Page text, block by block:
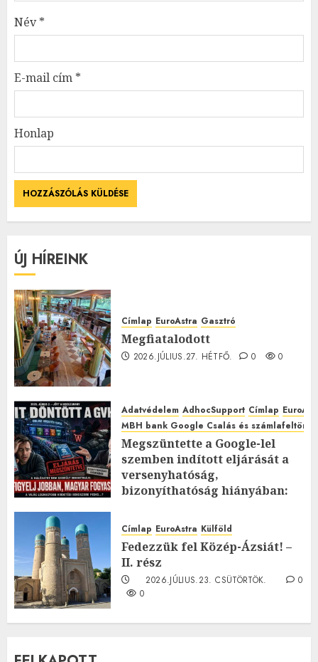
Név*
E-mail cím *
Honlap
ÚJ HÍREINK
Címlap EuroAstra Gasztró
Megfiatalodott
2026.JÚLIUS.27. HÉTFŐ. 0 0
Adatvédelem AdhocSupport Címlap
MBH bank Google Csalás és
Megszüntette a Google-lel
szemben indított eljárását a
versenyhatóság,
bizonyíthatóság hiányában:
2026.JÚLIUS.23. CSÜTÖRTÖK.
0
Címlap EuroAstra Külföld
Fedezzük fel Közép-Ázsiát! –
II. rész
2026.JÚLIUS.23. CSÜTÖRTÖK.
0
0